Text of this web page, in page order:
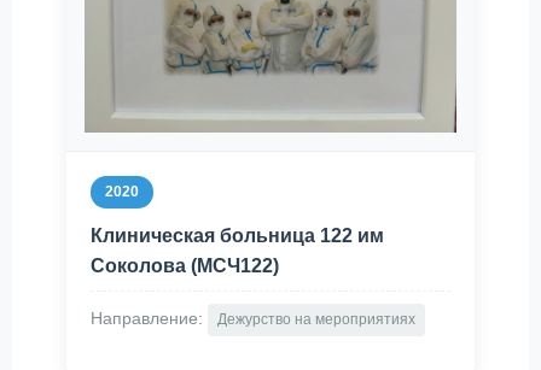
2020
Клиническая больница 122 им
Соколова (МСЧ122)
Направление: Дежурство на мероприятиях